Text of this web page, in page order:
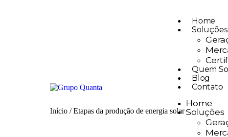
Home
Soluções
Quem
Blog
Contato
Home
Soluções
Início /Etapas da produção de energia solar